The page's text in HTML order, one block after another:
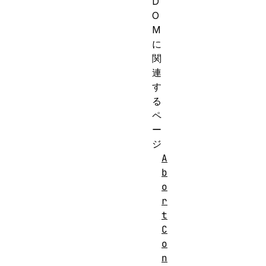
O
M
に
関
連
す
る
ペ
ー
ジ
A
b
o
r
t
C
o
n